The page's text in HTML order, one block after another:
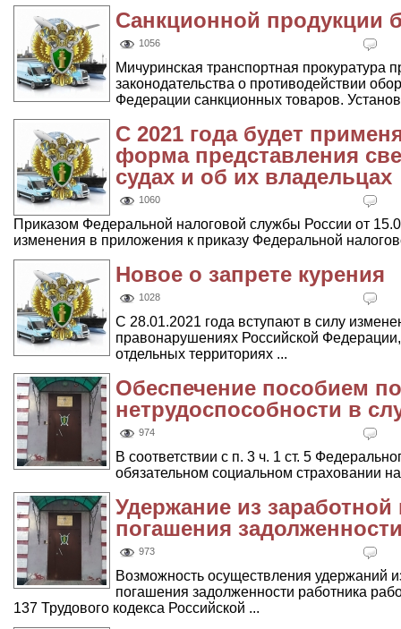
Санкционной продукции
1056
Мичуринская транспортная прокуратура
законодательства о противодействии
Федерации санкционных товаров.
С 2021 года будет
форма представления
судах и об их владельцах
1060
Приказом Федеральной налоговой службы России от
изменения в приложения к приказу Федеральной
Новое о запрете курения
1028
С 28.01.2021 года вступают в силу
правонарушениях Российской
отдельных территориях ...
Обеспечение пособием
нетрудоспособности в
974
В соответствии с п. 3 ч. 1 ст. 5
обязательном социальном страховании
Удержание из
погашения
973
Возможность осуществления удержаний
погашения задолженности работника
137 Трудового кодекса Российской ...